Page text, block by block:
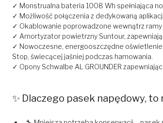
✓ Monstrualna bateria 1008 Wh spełniająca
✓ Możliwość połączenia z dedykowaną
✓ Okablowanie poprowadzone wewnątrz
✓ Amortyzator powietrzny Suntour,
✓ Nowoczesne, energooszczędne
Stop, świecącej jaśniej podczas hamowania.
✓ Opony Schwalbe AL GROUNDER
✨ Dlaczego pasek napędowy,